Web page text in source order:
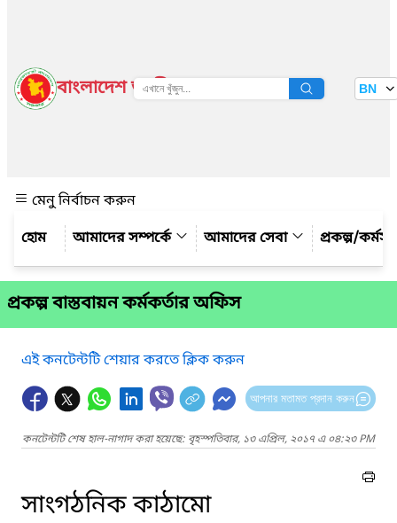
বাংলাদেশ জাতীয় তথ্য বাতায়ন BN
মেনু নির্বাচন করুন
আমাদের সম্পর্কে
আমাদের সেবা প্রকল্প/
প্রকল্প বাস্তবায়ন কর্মকর্তার অফিস
এই কনটেন্টটি শেয়ার করতে ক্লিক করুন
আপনার মতামত প্রদান করুন
কনটেন্টটি শেষ হাল-নাগাদ করা হয়েছে: বৃহস্পতিবার, ১৩ এপ্রিল, ২০১৭ এ ০৪:২৩ PM
সাংগঠনিক কাঠামো